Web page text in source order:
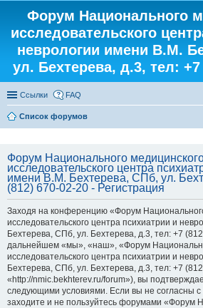
Форум Национального
исследовательского
неврологии имени В.М.
ул. Бехтерева, д.3, тел: +7
Ссылки FAQ
Список форумов
Форум Национального
исследовательского центра
имени В.М. Бехтерева, СПб, ул.
(812) 670-02-20 - Регистрация
Заходя на конференцию «Форум
исследовательского центра психиатрии и
Бехтерева, СПб, ул. Бехтерева, д.3, тел: +7
дальнейшем «мы», «наш», «Форум
исследовательского центра психиатрии и
Бехтерева, СПб, ул. Бехтерева, д.3, тел: +7
«http://nmic.bekhterev.ru/forum»), вы
следующими условиями. Если вы не согласны
заходите и не пользуйтесь форумами «Форум